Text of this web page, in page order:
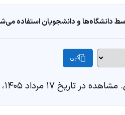
و دانشجویان استفاده
کپی
. مشاهده در تاریخ ۱۷ مرداد ۱۴۰۵، از https://fastdic.com/word/respected